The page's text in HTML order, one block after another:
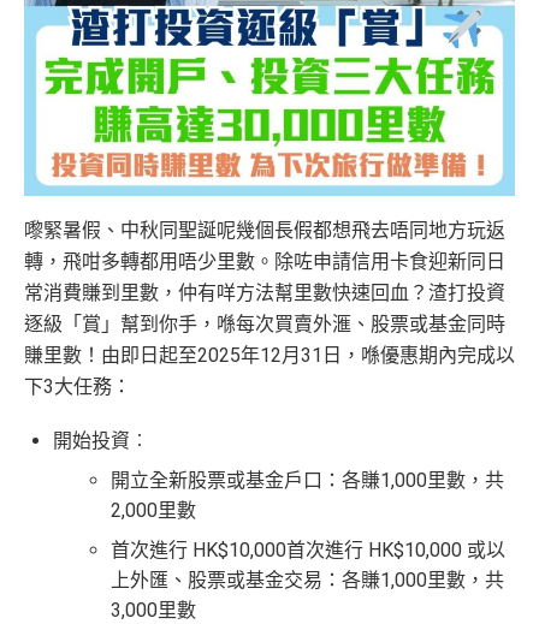
嚟緊暑假、中秋同聖誕呢幾個長假都想飛去唔同地方玩返
轉，飛咁多轉都用唔少里數。除咗申請信用卡食迎新同日
常消費賺到里數，仲有咩方法幫里數快速回血？渣打投資
逐級「賞」幫到你手，喺每次買賣外滙、股票或基金同時
賺里數！由即日起至2025年12月31日，喺優惠期內完成以
下3大任務：
開始投資︰
開立全新股票或基金戶口 ： 各賺1,000里數 ，共
2,000里數
首次進行 HK$10,000首次進行 HK$10,000 或以
上外匯、 股票或基金交易： 各賺1,000里數 ，共
3,000里數